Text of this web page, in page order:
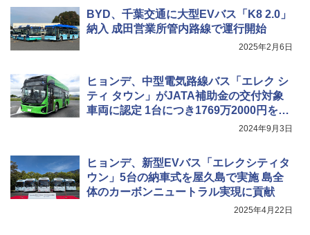
BYD、千葉交通に大型EVバス「K8 2.0」
納入 成田営業所管内路線で運行開始
2025年2月6日
ヒョンデ、中型電気路線バス「エレク シ
ティ タウン」がJATA補助金の交付対象
車両に認定 1台につき1769万2000円を補
2024年9月3日
ヒョンデ、新型EVバス「エレクシティタ
ウン」5台の納車式を屋久島で実施 島全
体のカーボンニュートラル実現に貢献
2025年4月22日